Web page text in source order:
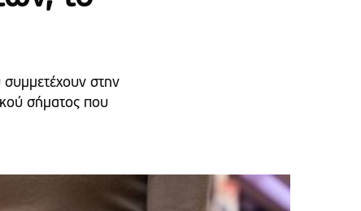
στην
σήματος που